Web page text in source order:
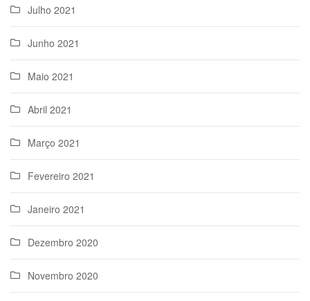
Julho 2021
Junho 2021
Maio 2021
Abril 2021
Março 2021
Fevereiro 2021
Janeiro 2021
Dezembro 2020
Novembro 2020